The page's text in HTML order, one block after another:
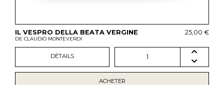
IL VESPRO DELLA BEATA VERGINE
DE CLAUDIO MONTEVERDI
25,00 €
DÉTAILS 1
ACHETER